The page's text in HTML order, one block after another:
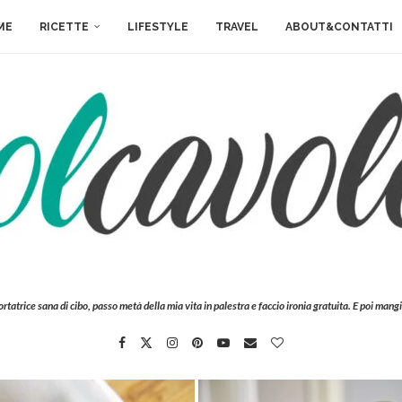
RICETTE LIFESTYLE TRAVEL ABOUT&CONTATTI
sana di cibo, passo metà della mia vita in palestra e faccio ironia gratuita. E poi